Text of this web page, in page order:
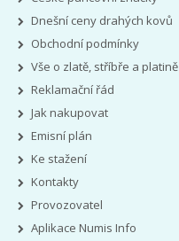
Dnešní ceny drahých kovů
Obchodní podmínky
Vše o zlatě, stříbře a platině
Reklamační řád
Jak nakupovat
Emisní plán
Ke stažení
Kontakty
Provozovatel
Aplikace Numis Info